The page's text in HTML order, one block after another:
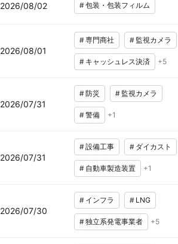
2026/08/02 #包装・包装フィルム
2026/08/01
#専門商社 # 監視カメラ
# キャッシュレス決済 +5
2026/07/31
#防災 # 監視カメラ
#警備 +1
2026/07/31
#設備工事 # ダイカスト
# 自動車製造装置 +1
2026/07/30
# インフラ # LNG
#独立系発電事業者 +5